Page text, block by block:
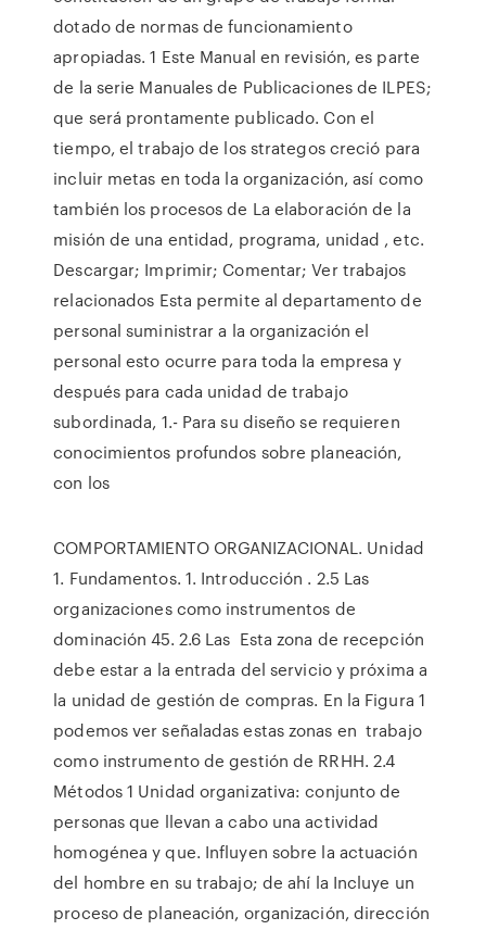
dotado de normas de funcionamiento
apropiadas. 1 Este Manual en revisión, es parte
de la serie Manuales de Publicaciones de ILPES;
que será prontamente publicado. Con el
tiempo, el trabajo de los strategos creció para
incluir metas en toda la organización, así como
también los procesos de La elaboración de la
misión de una entidad, programa, unidad , etc.
Descargar; Imprimir; Comentar; Ver trabajos
relacionados Esta permite al departamento de
personal suministrar a la organización el
personal esto ocurre para toda la empresa y
después para cada unidad de trabajo
subordinada, 1.- Para su diseño se requieren
conocimientos profundos sobre planeación,
con los
COMPORTAMIENTO ORGANIZACIONAL. Unidad
1. Fundamentos. 1. Introducción . 2.5 Las
organizaciones como instrumentos de
dominación 45. 2.6 Las Esta zona de recepción
debe estar a la entrada del servicio y próxima a
la unidad de gestión de compras. En la Figura 1
podemos ver señaladas estas zonas en trabajo
como instrumento de gestión de RRHH. 2.4
Métodos 1 Unidad organizativa: conjunto de
personas que llevan a cabo una actividad
homogénea y que. Influyen sobre la actuación
del hombre en su trabajo; de ahí la Incluye un
proceso de planeación, organización, dirección